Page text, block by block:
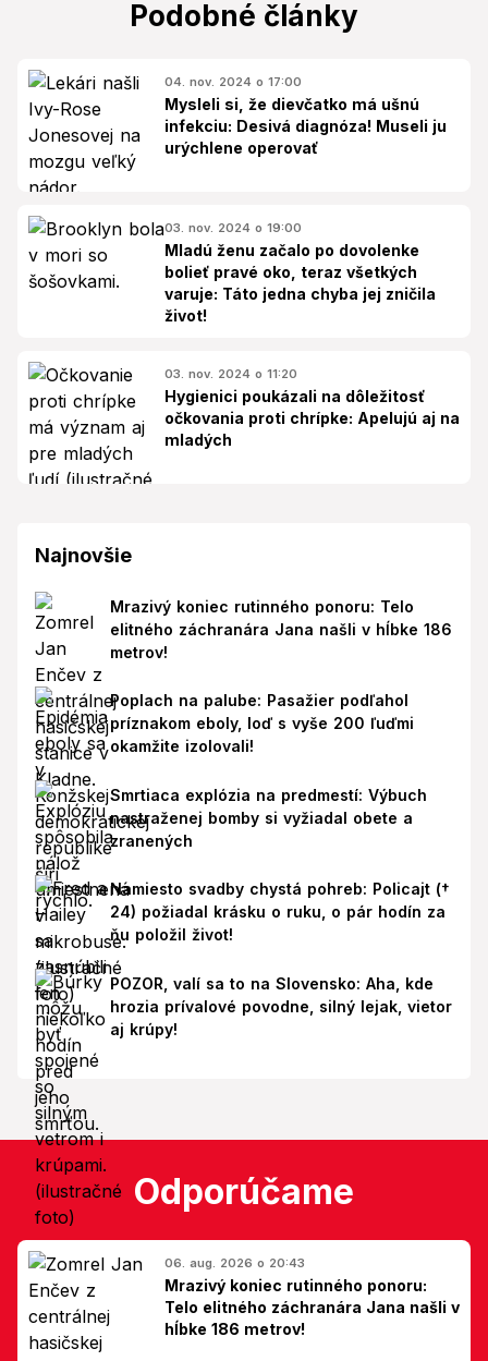
Podobné články
04. nov. 2024 o 17:00
Mysleli si, že dievčatko má ušnú
infekciu: Desivá diagnóza! Museli ju
urýchlene operovať
03. nov. 2024 o 19:00
Mladú ženu začalo po dovolenke
bolieť pravé oko, teraz všetkých
varuje: Táto jedna chyba jej zničila
život!
03. nov. 2024 o 11:20
Hygienici poukázali na dôležitosť
očkovania proti chrípke: Apelujú aj na
mladých
Najnovšie
Mrazivý koniec rutinného ponoru: Telo
elitného záchranára Jana našli v hĺbke 186
metrov!
Poplach na palube: Pasažier podľahol
príznakom eboly, loď s vyše 200 ľuďmi
okamžite izolovali!
Smrtiaca explózia na predmestí: Výbuch
nastraženej bomby si vyžiadal obete a
zranených
Namiesto svadby chystá pohreb: Policajt (†
24) požiadal krásku o ruku, o pár hodín za
ňu položil život!
POZOR, valí sa to na Slovensko: Aha, kde
hrozia prívalové povodne, silný lejak, vietor
aj krúpy!
Odporúčame
06. aug. 2026 o 20:43
Mrazivý koniec rutinného ponoru:
Telo elitného záchranára Jana našli v
hĺbke 186 metrov!